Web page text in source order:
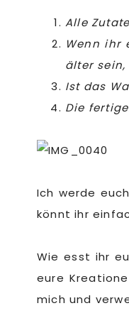
Alle
Wenn ihr
älter
Ist das
Die
Ich werde
könnt ihr
Wie esst ihr
eure
mich und